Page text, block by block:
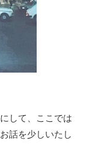
して、ここでは
話を少しいたし